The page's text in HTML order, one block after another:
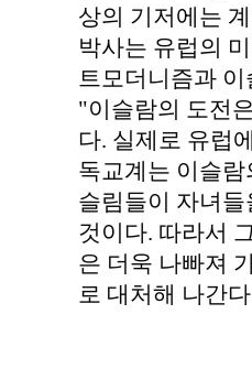
상의 기저에는
박사는 유럽의
트모더니즘과
"이슬람의 도전
다. 실제로 유럽
독교계는 이슬
슬림들이 자녀
것이다. 따라서
은 더욱 나빠져
로 대처해 나간